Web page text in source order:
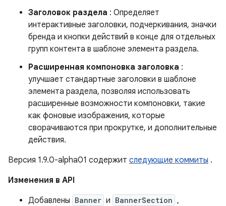
Заголовок раздела : Определяет
интерактивные заголовки, подчеркивания, значки
бренда и кнопки действий в конце для отдельных
групп контента в шаблоне элемента раздела.
Расширенная компоновка заголовка :
улучшает стандартные заголовки в шаблоне
элемента раздела, позволяя использовать
расширенные возможности компоновки, такие
как фоновые изображения, которые
сворачиваются при прокрутке, и дополнительные
действия.
Версия 1.9.0-alpha01 содержит следующие коммиты .
Изменения в API
Добавлены Banner и BannerSection ,